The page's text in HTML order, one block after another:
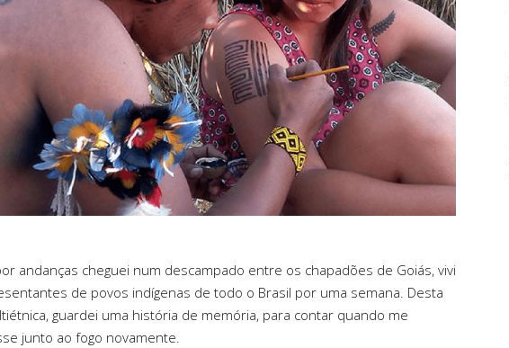
andanças cheguei num descampado entre os chapadões de Goiás, vivi
de povos indígenas de todo o Brasil por uma semana. Desta
guardei uma história de memória, para contar quando me
junto ao fogo novamente.